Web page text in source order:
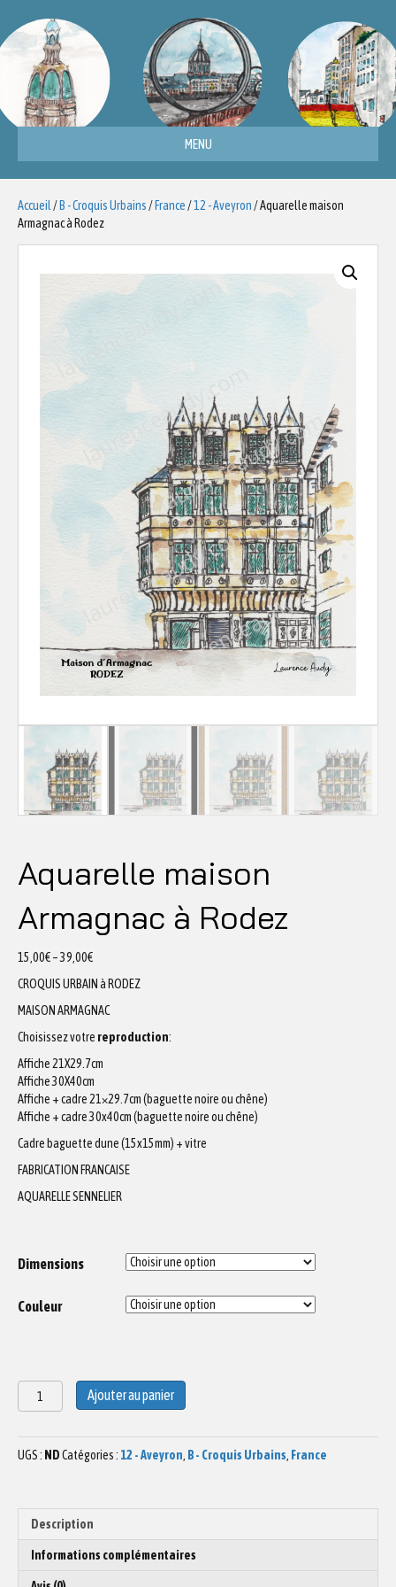
MENU
Accueil / B - Croquis Urbains / France /12 - Aveyron / Aquarelle maison
Armagnac à Rodez
Aquarelle maison
Armagnac à Rodez
15,00€–39,00€
CROQUIS URBAIN à RODEZ
MAISON ARMAGNAC
Choisissez votre reproduction:
Affiche 21X29.7cm
Affiche 30X40cm
Affiche + cadre 21×29.7cm (baguette noire ou chêne)
Affiche + cadre 30x40cm (baguette noire ou chêne)
Cadre baguette dune (15x15mm) + vitre
FABRICATION FRANCAISE
AQUARELLE SENNELIER
Dimensions
Couleur
quantité
de
maison
Armagnac
Ajouter au panier
UGS : NDCatégories : 12 - Aveyron, B - Croquis Urbains, France
Description
Informations complémentaires